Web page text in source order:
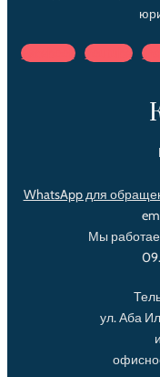
Facebook Youtube
WhatsApp для
Мы
ул. Аба